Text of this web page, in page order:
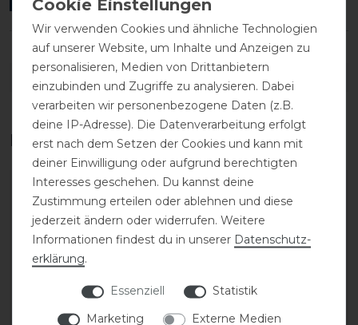
DETAILS ZUR PRODUKTSICHERHEIT
Das perfekte Zubehör für dich
Wir verwenden Cookies und ähnliche Technologien
auf unserer Website, um Inhalte und Anzeigen zu
personalisieren, Medien von Drittanbietern
einzubinden und Zugriffe zu analysieren. Dabei
verarbeiten wir personenbezogene Daten (z.B.
deine IP-Adresse). Die Datenverarbeitung erfolgt
erst nach dem Setzen der Cookies und kann mit
deiner Einwilligung oder aufgrund berechtigten
Interesses geschehen. Du kannst deine
Zustimmung erteilen oder ablehnen und diese
jederzeit ändern oder widerrufen. Weitere
Informationen findest du in unserer Daten­schutz­
erklärung.
Essenziell
Statistik
Marketing
Externe Medien